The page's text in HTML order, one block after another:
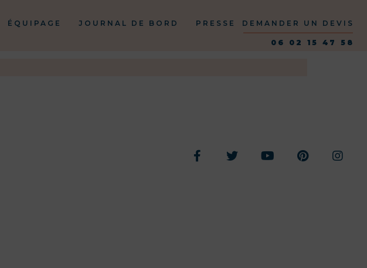
ÉQUIPAGE JOURNAL DE BORD PRESSE DEMANDER UN DEVIS
06 02 15 47 58